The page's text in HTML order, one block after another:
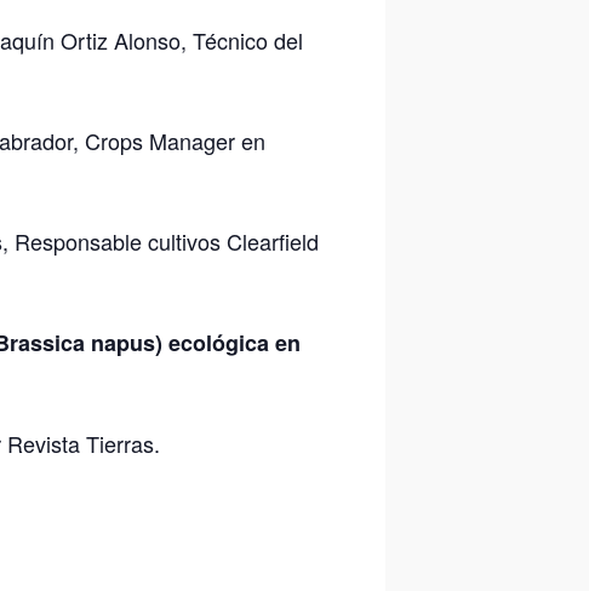
Ortiz Alonso, Técnico del
Crops Manager en
Responsable cultivos Clearfield
napus) ecológica en
Tierras.